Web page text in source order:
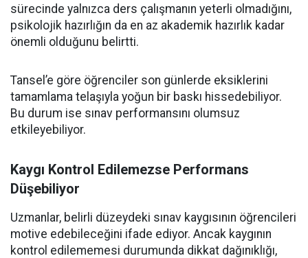
sürecinde yalnızca ders çalışmanın yeterli olmadığını,
psikolojik hazırlığın da en az akademik hazırlık kadar
önemli olduğunu belirtti.
Tansel’e göre öğrenciler son günlerde eksiklerini
tamamlama telaşıyla yoğun bir baskı hissedebiliyor.
Bu durum ise sınav performansını olumsuz
etkileyebiliyor.
Kaygı Kontrol Edilemezse Performans
Düşebiliyor
Uzmanlar, belirli düzeydeki sınav kaygısının öğrencileri
motive edebileceğini ifade ediyor. Ancak kaygının
kontrol edilememesi durumunda dikkat dağınıklığı,